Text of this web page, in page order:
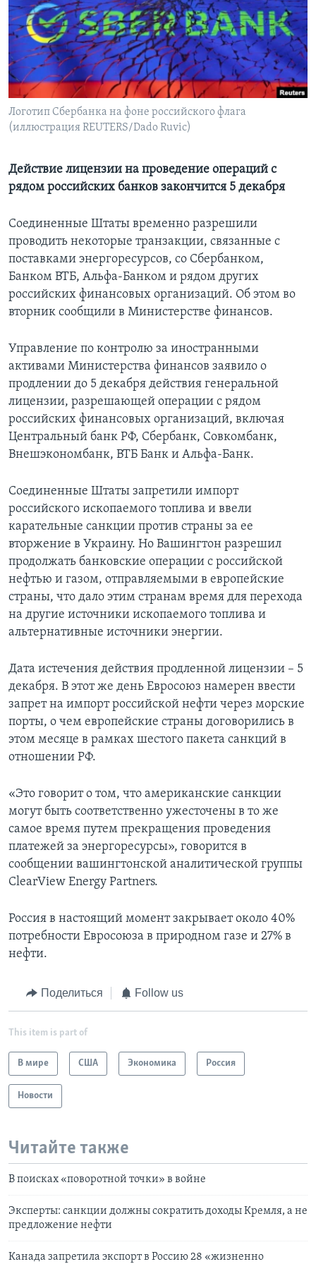
Learning English
СОЦИАЛЬНЫЕ СЕТИ
Языки
Логотип Сбербанка на фоне российского флага
(иллюстрация REUTERS/Dado Ruvic)
Действие лицензии на проведение операций с
рядом российских банков закончится 5 декабря
Соединенные Штаты временно разрешили
проводить некоторые транзакции, связанные с
поставками энергоресурсов, со Сбербанком,
Банком ВТБ, Альфа-Банком и рядом других
российских финансовых организаций. Об этом во
вторник сообщили в Министерстве финансов.
Управление по контролю за иностранными
активами Министерства финансов заявило о
продлении до 5 декабря действия генеральной
лицензии, разрешающей операции с рядом
российских финансовых организаций, включая
Центральный банк РФ, Сбербанк, Совкомбанк,
Внешэкономбанк, ВТБ Банк и Альфа-Банк.
Соединенные Штаты запретили импорт
российского ископаемого топлива и ввели
карательные санкции против страны за ее
вторжение в Украину. Но Вашингтон разрешил
продолжать банковские операции с российской
нефтью и газом, отправляемыми в европейские
страны, что дало этим странам время для перехода
на другие источники ископаемого топлива и
альтернативные источники энергии.
Дата истечения действия продленной лицензии – 5
декабря. В этот же день Евросоюз намерен ввести
запрет на импорт российской нефти через морские
порты, о чем европейские страны договорились в
этом месяце в рамках шестого пакета санкций в
отношении РФ.
«Это говорит о том, что американские санкции
могут быть соответственно ужесточены в то же
самое время путем прекращения проведения
платежей за энергоресурсы», говорится в
сообщении вашингтонской аналитической группы
ClearView Energy Partners.
Россия в настоящий момент закрывает около 40%
потребности Евросоюза в природном газе и 27% в
нефти.
Поделиться Follow us
This item is part of
В мире США Экономика Россия
Новости
Читайте также
В поисках «поворотной точки» в войне
Эксперты: санкции должны сократить доходы Кремля, а не
предложение нефти
Канада запретила экспорт в Россию 28 «жизненно